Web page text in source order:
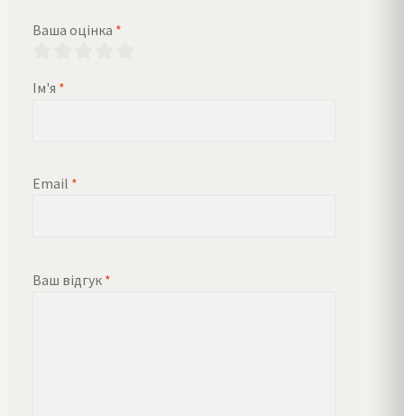
Ваша оцінка *
Ім'я *
Email *
Ваш відгук *